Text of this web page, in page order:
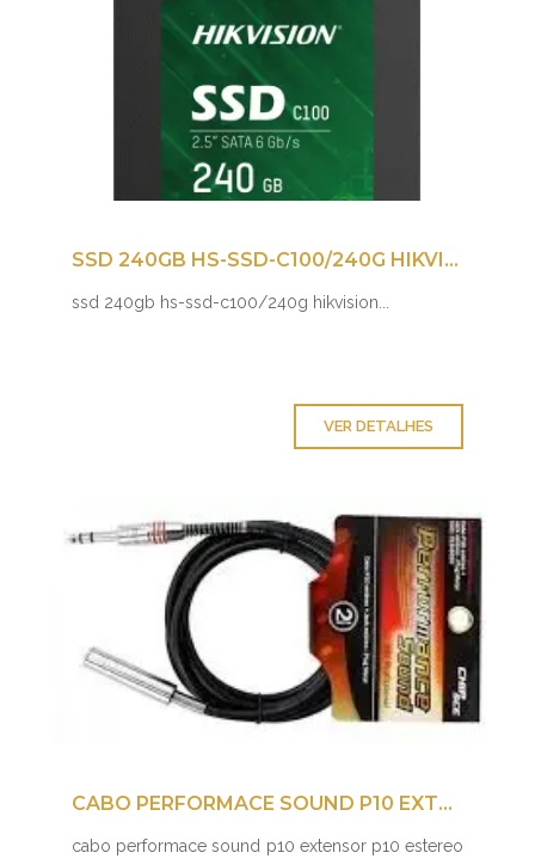
SSD 240GB HS-SSD-C100/240G HIKVISION
ssd 240gb hs-ssd-c100/240g hikvision...
VER DETALHES
CABO PERFORMACE SOUND P10 EXTENSOR P10 ESTEREO J10
cabo performace sound p10 extensor p10 estereo